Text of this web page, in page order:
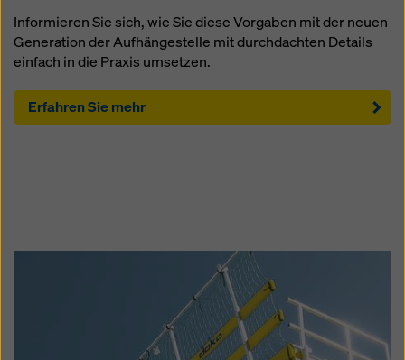
Informieren Sie sich, wie Sie diese Vorgaben mit der neuen
Generation der Aufhängestelle mit durchdachten Details
einfach in die Praxis umsetzen.
Erfahren Sie mehr